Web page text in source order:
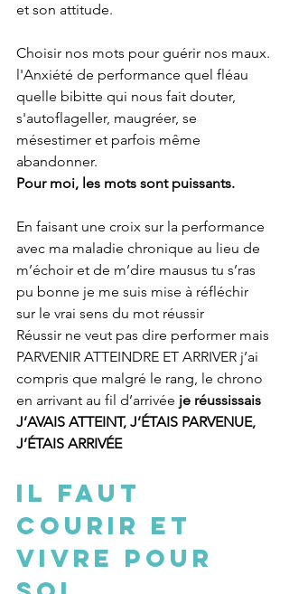
et son attitude.
Choisir nos mots pour guérir nos maux.
l'Anxiété de performance quel fléau
quelle bibitte qui nous fait douter,
s'autoflageller, maugréer, se
mésestimer et parfois même
abandonner.
Pour moi, les mots sont puissants.
En faisant une croix sur la performance
avec ma maladie chronique au lieu de
m’échoir et de m’dire mausus tu s’ras
pu bonne je me suis mise à réfléchir
sur le vrai sens du mot réussir
Réussir ne veut pas dire performer mais
PARVENIR ATTEINDRE ET ARRIVER j’ai
compris que malgré le rang, le chrono
en arrivant au fil d’arrivée je réussissais
J’AVAIS ATTEINT, J’ÉTAIS PARVENUE,
J’ÉTAIS ARRIVÉE
IL FAUT
COURIR ET
VIVRE POUR